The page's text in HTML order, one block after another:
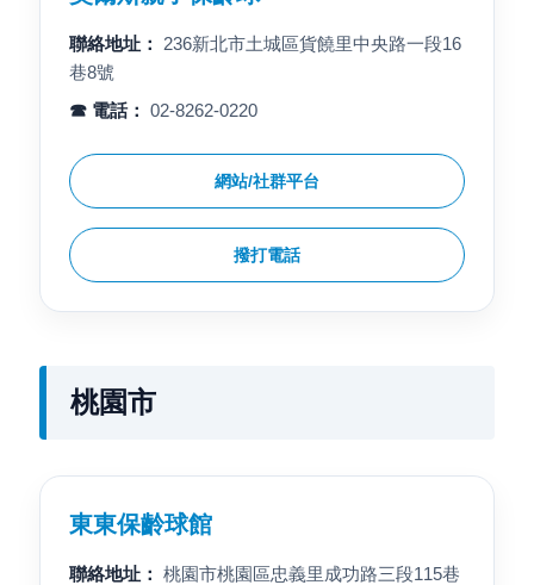
聯絡地址：
236新北市土城區貨饒里中央路一段16
巷8號
☎ 電話： 02-8262-0220
網站/社群平台
撥打電話
桃園市
東東保齡球館
聯絡地址： 桃園市桃園區忠義里成功路三段115巷